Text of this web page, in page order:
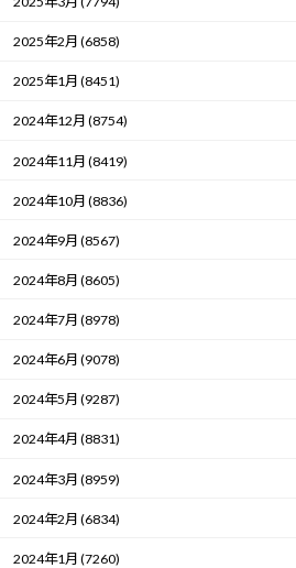
2025年2月 (6858)
2025年1月 (8451)
2024年12月 (8754)
2024年11月 (8419)
2024年10月 (8836)
2024年9月 (8567)
2024年8月 (8605)
2024年7月 (8978)
2024年6月 (9078)
2024年5月 (9287)
2024年4月 (8831)
2024年3月 (8959)
2024年2月 (6834)
2024年1月 (7260)